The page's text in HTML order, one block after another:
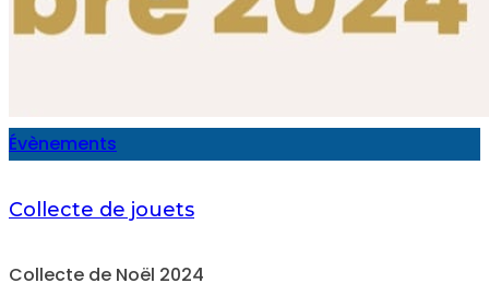
Évènements
Collecte de jouets
Collecte de Noël 2024